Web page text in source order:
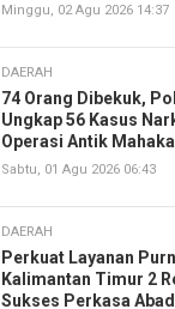
Minggu, 02 Agu 2026 14:37
DAERAH
74 Orang Dibekuk,
Ungkap 56 Kasus
Operasi Antik
Sabtu, 01 Agu 2026 06:43
DAERAH
Perkuat Layanan
Kalimantan Timur 2
Sukses Perkasa